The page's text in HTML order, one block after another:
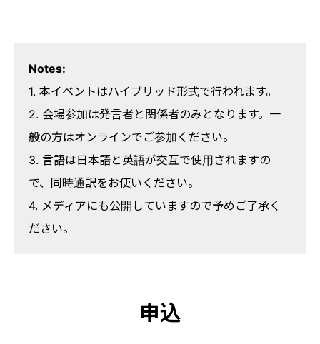
Notes:
1. 本イベントはハイブリッド形式で行われます。
2. 会場参加は発言者と関係者のみとなります。一
般の方はオンラインでご参加ください。
3. 言語は日本語と英語が交互で使用されますの
で、同時通訳をお使いください。
4. メディアにも公開していますので予めご了承く
ださい。
申込